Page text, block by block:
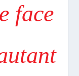
face